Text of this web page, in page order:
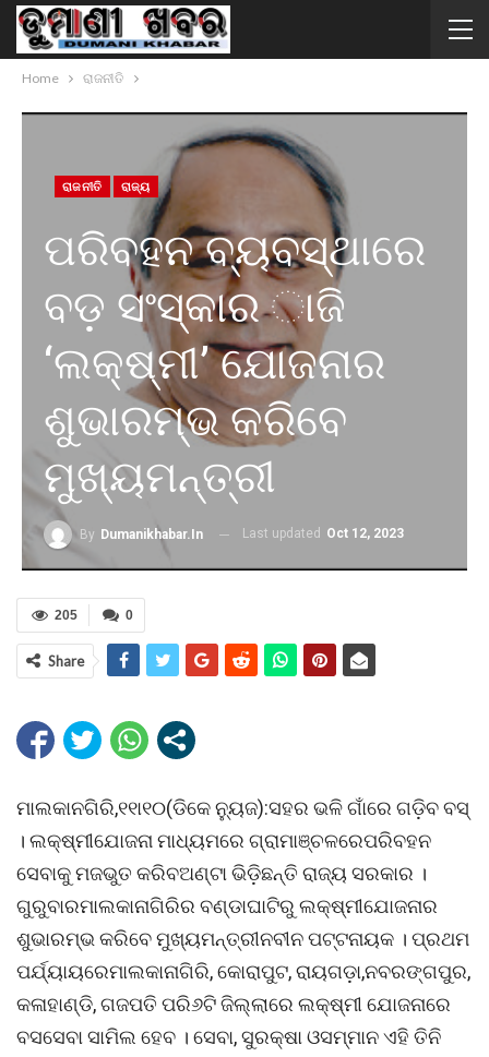
Home ରାଜନୀତି
ରାଜନୀତି ରାଜ୍ୟ
ପରିବହନ ବ୍ୟବସ୍ଥାରେ
ବଡ଼ ସଂସ୍କାର ାଜି
‘ଲକ୍ଷ୍ମୀ’ ଯୋଜନାର
ଶୁଭାରମ୍ଭ କରିବେ
ମୁଖ୍ୟମନ୍ତ୍ରୀ
By Dumanikhabar.in Last updated Oct 12, 2023
0
205
Share
ମାଲକାନଗିରି,୧୧ା୧୦(ଡିକେ ନୁ୍ୟଜ):ସହର ଭଳି ଗାଁରେ ଗଡ଼ିବ ବସ୍
। ଲକ୍ଷ୍ମୀଯୋଜନା ମାଧ୍ୟମରେ ଗ୍ରାମାଞ୍ଚଳରେପରିବହନ
ସେବାକୁ ମଜଭୁତ କରିବଅଣ୍ଟା ଭିଡ଼ିଛନ୍ତି ରାଜ୍ୟ ସରକାର ।
ଗୁରୁବାରମାଲକାନାଗିରିର ବଣ୍ଡାଘାଟିରୁ ଲକ୍ଷ୍ମୀଯୋଜନାର
ଶୁଭାରମ୍ଭ କରିବେ ମୁଖ୍ୟମନ୍ତ୍ରୀନବୀନ ପଟ୍ଟନାୟକ । ପ୍ରଥମ
ପର୍ଯ୍ୟାୟରେମାଲକାନାଗିରି, କୋରାପୁଟ, ରାୟଗଡ଼ା,ନବରଙ୍ଗପୁର,
କଳାହାଣ୍ଡି, ଗଜପତି ପରି୬ଟି ଜିଲ୍ଲାରେ ଲକ୍ଷ୍ମୀ ଯୋଜନାରେ
ବସସେବା ସାମିଲ ହେବ । ସେବା, ସୁରକ୍ଷା ଓସମ୍ମାନ ଏହି ତିନି